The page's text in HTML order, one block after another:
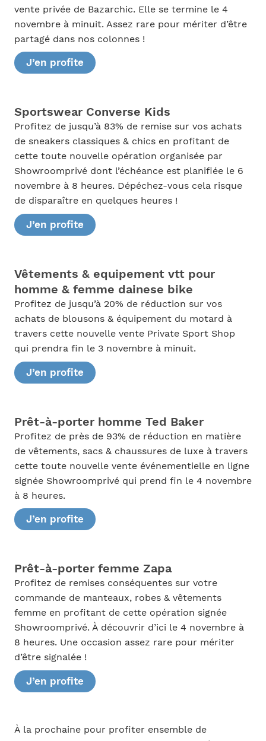
vente privée de Bazarchic. Elle se termine le 4
novembre à minuit. Assez rare pour mériter d’être
partagé dans nos colonnes !
J’en profite
Sportswear Converse Kids
Profitez de jusqu’à 83% de remise sur vos achats
de sneakers classiques & chics en profitant de
cette toute nouvelle opération organisée par
Showroomprivé dont l’échéance est planifiée le 6
novembre à 8 heures. Dépéchez-vous cela risque
de disparaître en quelques heures !
J’en profite
Vêtements & equipement vtt pour
homme & femme dainese bike
Profitez de jusqu’à 20% de réduction sur vos
achats de blousons & équipement du motard à
travers cette nouvelle vente Private Sport Shop
qui prendra fin le 3 novembre à minuit.
J’en profite
Prêt-à-porter homme Ted Baker
Profitez de près de 93% de réduction en matière
de vêtements, sacs & chaussures de luxe à travers
cette toute nouvelle vente événementielle en ligne
signée Showroomprivé qui prend fin le 4 novembre
à 8 heures.
J’en profite
Prêt-à-porter femme Zapa
Profitez de remises conséquentes sur votre
commande de manteaux, robes & vêtements
femme en profitant de cette opération signée
Showroomprivé. À découvrir d’ici le 4 novembre à
8 heures. Une occasion assez rare pour mériter
d’être signalée !
J’en profite
À la prochaine pour profiter ensemble de